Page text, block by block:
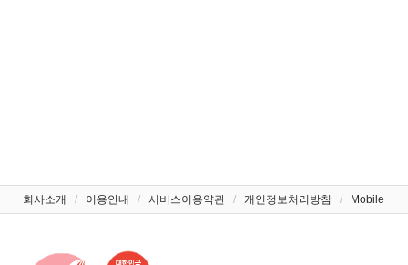
회사소개 / 이용안내 / 서비스이용약관 / 개인정보처리방침 / Mobile